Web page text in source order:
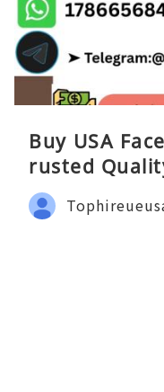
Buy USA
rusted